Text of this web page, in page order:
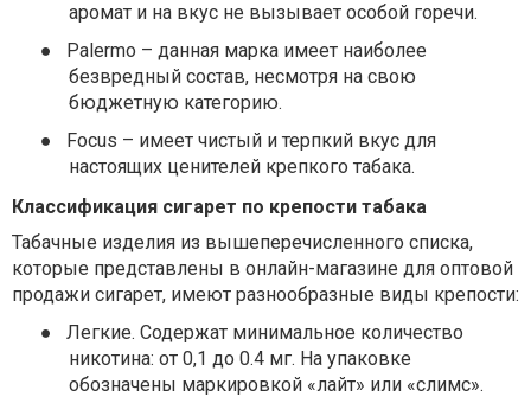
аромат и на вкус не вызывает особой горечи.
●
Palermo – данная марка имеет наиболее
безвредный состав, несмотря на свою
бюджетную категорию.
●
Focus – имеет чистый и терпкий вкус для
настоящих ценителей крепкого табака.
Классификация сигарет по крепости табака
Табачные изделия из вышеперечисленного списка,
которые представлены в онлайн-магазине для оптовой
продажи сигарет, имеют разнообразные виды крепости:
●
Легкие. Содержат минимальное количество
никотина: от 0,1 до 0.4 мг. На упаковке
обозначены маркировкой «лайт» или «слимс».